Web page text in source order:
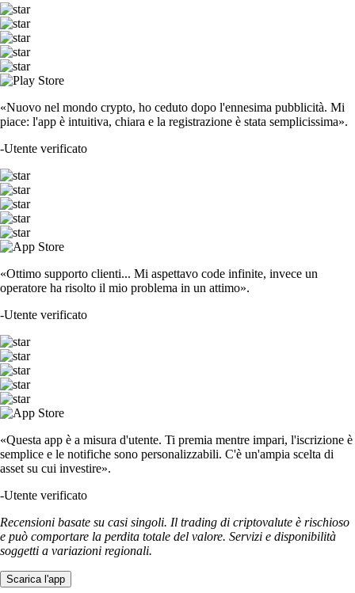
«Nuovo nel mondo crypto, ho ceduto dopo l'ennesima pubblicità. Mi
piace: l'app è intuitiva, chiara e la registrazione è stata semplicissima».
-Utente verificato
«Ottimo supporto clienti... Mi aspettavo code infinite, invece un
operatore ha risolto il mio problema in un attimo».
-Utente verificato
«Questa app è a misura d'utente. Ti premia mentre impari, l'iscrizione è
semplice e le notifiche sono personalizzabili. C'è un'ampia scelta di
asset su cui investire».
-Utente verificato
Recensioni basate su casi singoli. Il trading di criptovalute è rischioso
e può comportare la perdita totale del valore. Servizi e disponibilità
soggetti a variazioni regionali.
Scarica l'app